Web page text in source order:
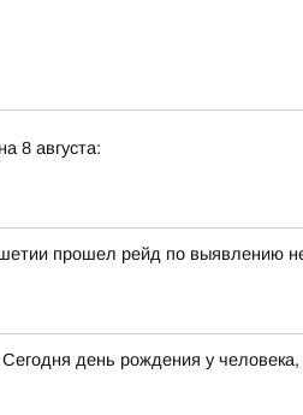
8 августа:
прошел рейд по выявлению
день рождения у